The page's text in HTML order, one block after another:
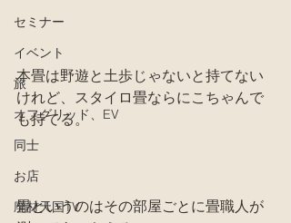
セミナー
イベント
旅
オフグリッド、EV
同士
お店
廃材天国TV
本畳は野遊と土歩じゃないと持てない
けれど、スタイロ畳ならにこちゃんで
も持てる。
畳というのはその部屋ごとに畳職人が